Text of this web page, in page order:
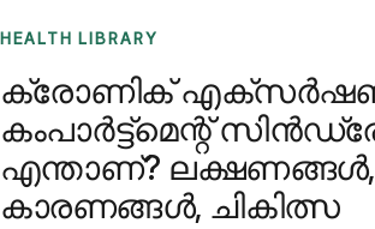
HEALTH LIBRARY
ക്രോണിക്
കംപാര്‍ട്ട്‌മെന്റ്
എന്താണ്? ലക്ഷണങ്ങള്‍,
കാരണങ്ങള്‍, ചികിത്സ